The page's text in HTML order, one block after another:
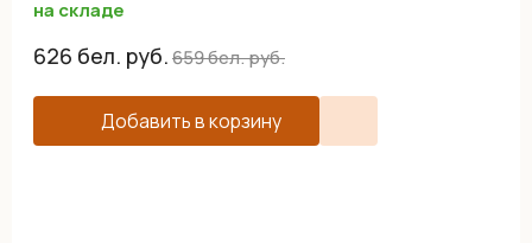
на складе
626 бел. руб.659бел. руб.
Добавить в корзину